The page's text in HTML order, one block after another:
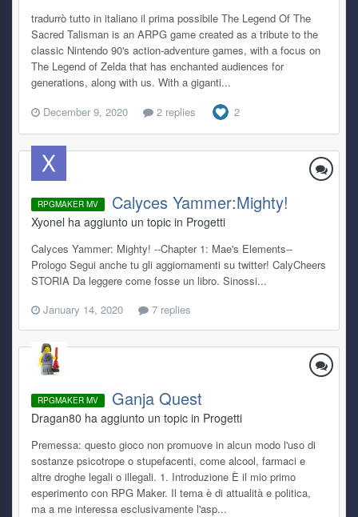
tradurrò tutto in italiano il prima possibile The Legend Of The
Sacred Talisman is an ARPG game created as a tribute to the
classic Nintendo 90's action-adventure games, with a focus on
The Legend of Zelda that has enchanted audiences for
generations, along with us. With a giganti...
December 9, 2020
2 replies 2
RPGMAKER MV Calyces Yammer:Mighty!
Xyonel ha aggiunto un topic in Progetti
Calyces Yammer: Mighty! --Chapter 1: Mae's Elements--
Prologo Segui anche tu gli aggiornamenti su twitter! CalyCheers
STORIA Da leggere come fosse un libro. Sinossi...
January 14, 2020
7 replies
RPGMAKER MV Ganja Quest
Dragan80 ha aggiunto un topic in Progetti
Premessa: questo gioco non promuove in alcun modo l'uso di
sostanze psicotrope o stupefacenti, come alcool, farmaci e
altre droghe legali o illegali. 1. Introduzione È il mio primo
esperimento con RPG Maker. Il tema è di attualità e politica,
ma a me interessa esclusivamente l'asp...